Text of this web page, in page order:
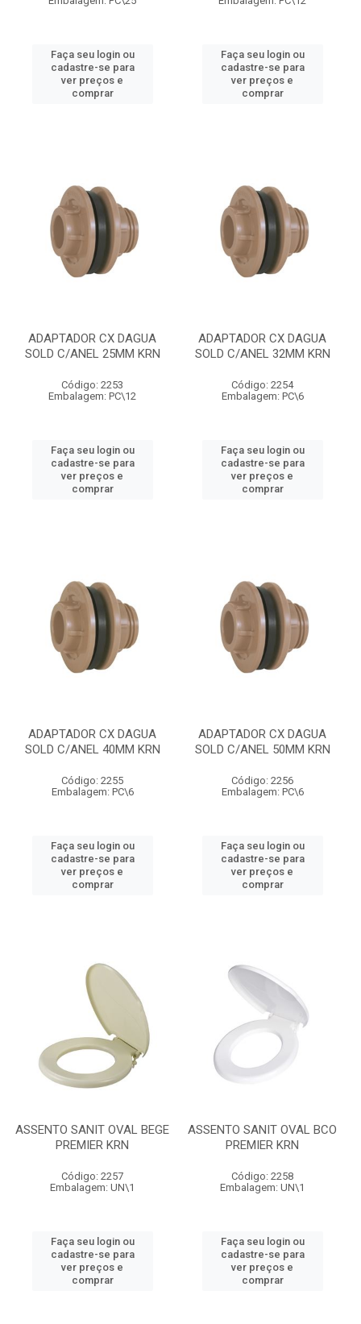
Faça seu login ou
cadastre-se para
ver preços e
comprar
Faça seu login ou
cadastre-se para
ver preços e
comprar
ADAPTADOR CX DAGUA
SOLD C/ANEL 25MM KRN
Código: 2253
Embalagem: PC\12
Faça seu login ou
cadastre-se para
ver preços e
comprar
ADAPTADOR CX DAGUA
SOLD C/ANEL 32MM KRN
Código: 2254
Embalagem: PC\6
Faça seu login ou
cadastre-se para
ver preços e
comprar
ADAPTADOR CX DAGUA
SOLD C/ANEL 40MM KRN
Código: 2255
Embalagem: PC\6
Faça seu login ou
cadastre-se para
ver preços e
comprar
ADAPTADOR CX DAGUA
SOLD C/ANEL 50MM KRN
Código: 2256
Embalagem: PC\6
Faça seu login ou
cadastre-se para
ver preços e
comprar
ASSENTO SANIT OVAL BEGE
PREMIER KRN
Código: 2257
Embalagem: UN\1
Faça seu login ou
cadastre-se para
ver preços e
comprar
ASSENTO SANIT OVAL BCO
PREMIER KRN
Código: 2258
Embalagem: UN\1
Faça seu login ou
cadastre-se para
ver preços e
comprar